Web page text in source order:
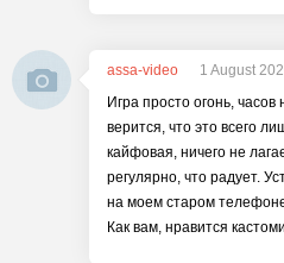
assa-video
1 August
Игра просто огонь,
верится, что это всего
кайфовая, ничего не
регулярно, что радует.
на моем старом
Как вам, нравится